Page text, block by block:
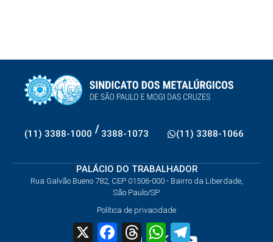
(11) 3388-1000 / 3388-1073 (11) 3388-1066
PALÁCIO DO TRABALHADOR
Rua Galvão Bueno 782, CEP 01506-000 - Bairro da Liberdade,
São Paulo/SP
Política de privacidade
X FacebookThreadsWhatsApp